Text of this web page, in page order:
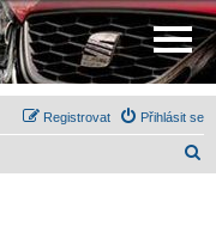
Přihlásit se
Registrovat